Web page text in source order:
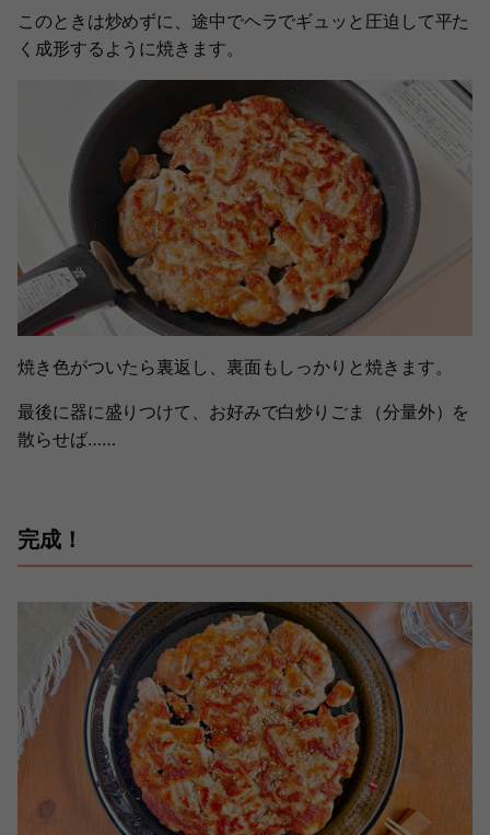
このときは炒めずに、途中でヘラでギュッと圧迫して平た
く成形するように焼きます。
焼き色がついたら裏返し、裏面もしっかりと焼きます。
最後に器に盛りつけて、お好みで白炒りごま（分量外）を
散らせば……
完成！